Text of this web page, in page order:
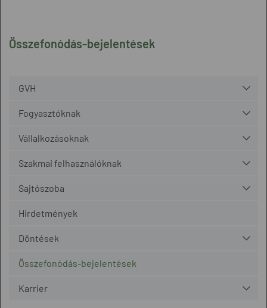
Összefonódás-bejelentések
GVH
Fogyasztóknak
Vállalkozásoknak
Szakmai felhasználóknak
Sajtószoba
Hirdetmények
Döntések
Összefonódás-bejelentések
Karrier